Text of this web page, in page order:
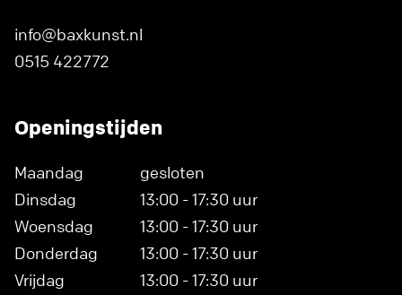
info@baxkunst.nl
0515 422772
Openingstijden
Maandag
gesloten
Dinsdag
13:00 - 17:30 uur
Woensdag
13:00 - 17:30 uur
Donderdag
13:00 - 17:30 uur
Vrijdag
13:00 - 17:30 uur